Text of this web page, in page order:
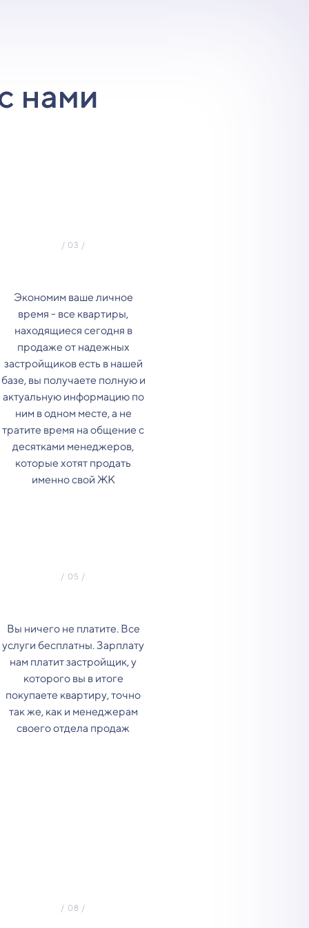
нами
Экономим ваше личное
время - все квартиры,
находящиеся сегодня в
продаже от надежных
застройщиков есть в нашей
базе, вы получаете полную и
актуальную информацию по
ним в одном месте, а не
тратите время на общение с
десятками менеджеров,
которые хотят продать
именно свой ЖК
Вы ничего не платите. Все
услуги бесплатны. Зарплату
нам платит застройщик, у
которого вы в итоге
покупаете квартиру, точно
так же, как и менеджерам
своего отдела продаж